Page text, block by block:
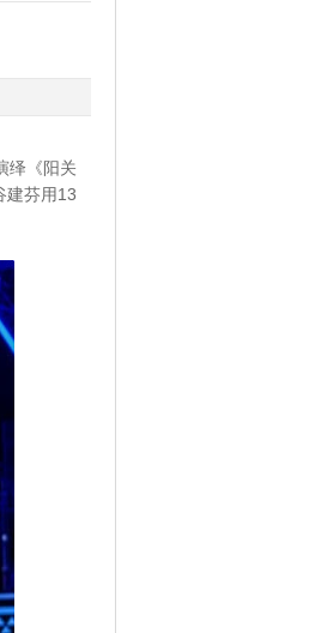
绎《阳关
建芬用13